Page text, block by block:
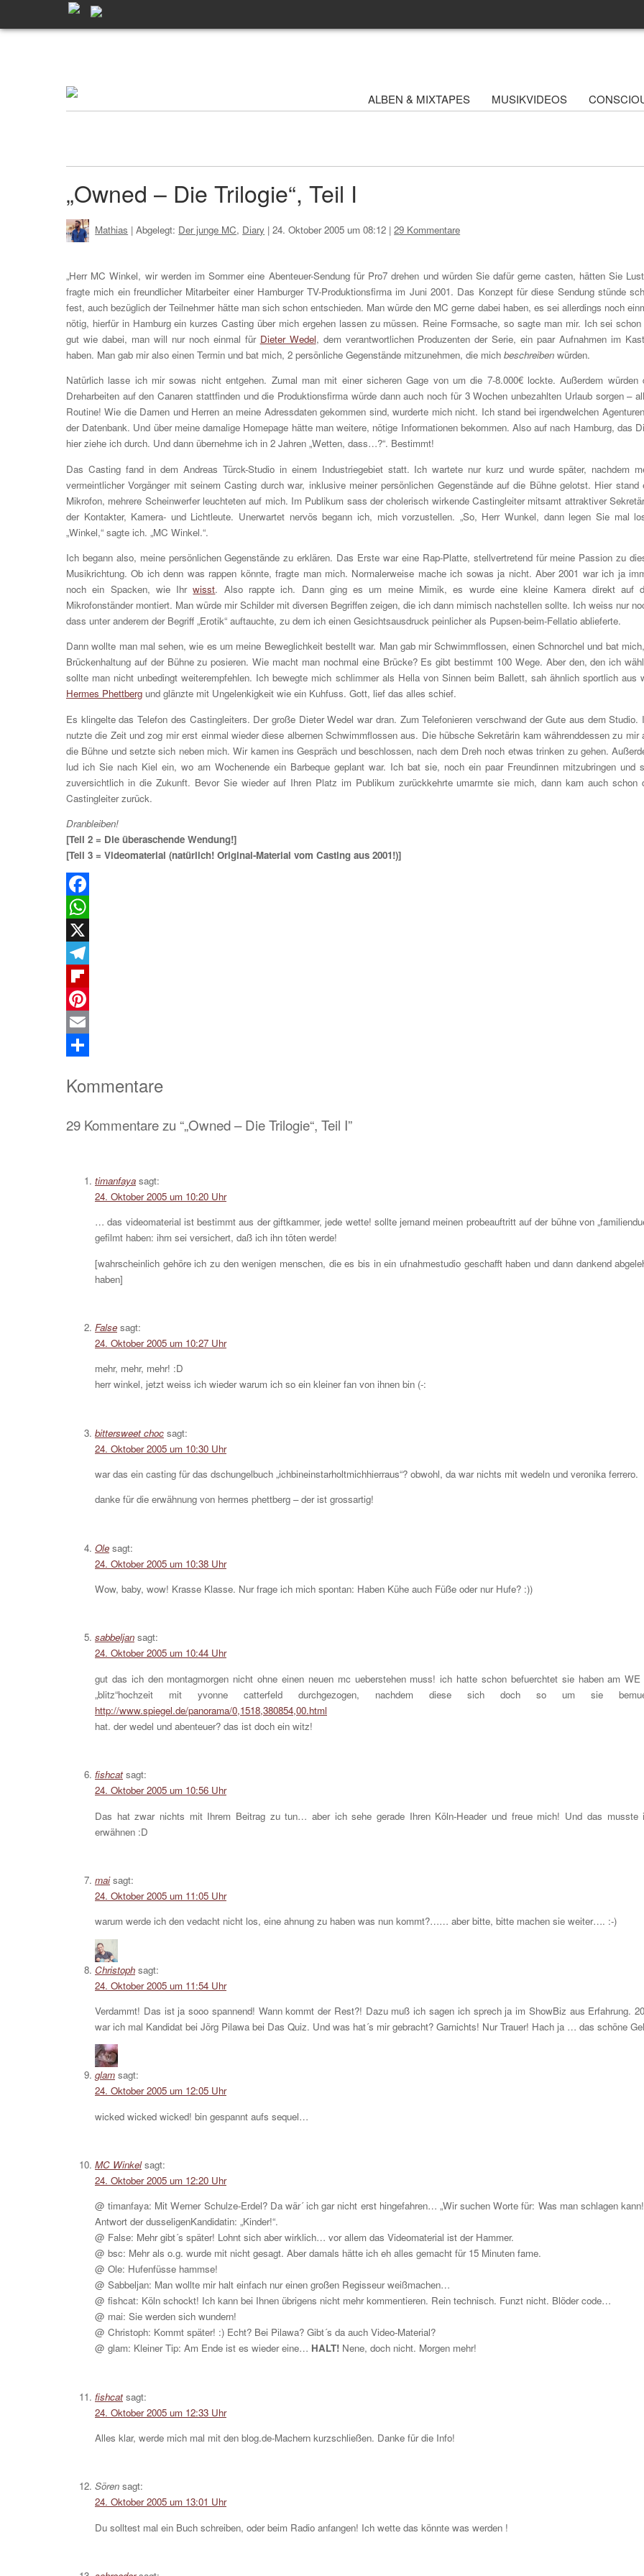
ALBEN & MIXTAPES MUSIKVIDEOS
„Owned – Die Trilogie“, Teil I
Mathias | Abgelegt: Der junge MC, Diary |24. Oktober 2005 um 08:12 |29 Kommentare
„Herr MC Winkel, wir werden im Sommer eine Abenteuer-Sendung für Pro7 drehen und würden Sie dafür gerne casten, hätten Sie
fragte mich ein freundlicher Mitarbeiter einer Hamburger TV-Produktionsfirma im Juni 2001. Das Konzept für diese Sendung stünde
fest, auch bezüglich der Teilnehmer hätte man sich schon entschieden. Man würde den MC gerne dabei haben, es sei allerdings noch
nötig, hierfür in Hamburg ein kurzes Casting über mich ergehen lassen zu müssen. Reine Formsache, so sagte man mir. Ich sei
gut wie dabei, man will nur noch einmal für Dieter Wedel, dem verantwortlichen Produzenten der Serie, ein paar Aufnahmen im
haben. Man gab mir also einen Termin und bat mich, 2 persönliche Gegenstände mitzunehmen, die mich beschreiben würden.
Natürlich lasse ich mir sowas nicht entgehen. Zumal man mit einer sicheren Gage von um die 7-8.000€ lockte. Außerdem würden
Dreharbeiten auf den Canaren stattfinden und die Produktionsfirma würde dann auch noch für 3 Wochen unbezahlten Urlaub sorgen –
Routine! Wie die Damen und Herren an meine Adressdaten gekommen sind, wurderte mich nicht. Ich stand bei irgendwelchen
der Datenbank. Und über meine damalige Homepage hätte man weitere, nötige Informationen bekommen. Also auf nach Hamburg, das
hier ziehe ich durch. Und dann übernehme ich in 2 Jahren „Wetten, dass…?“. Bestimmt!
Das Casting fand in dem Andreas Türck-Studio in einem Industriegebiet statt. Ich wartete nur kurz und wurde später, nachdem
vermeintlicher Vorgänger mit seinem Casting durch war, inklusive meiner persönlichen Gegenstände auf die Bühne gelotst. Hier stand
Mikrofon, mehrere Scheinwerfer leuchteten auf mich. Im Publikum sass der cholerisch wirkende Castingleiter mitsamt attraktiver
der Kontakter, Kamera- und Lichtleute. Unerwartet nervös begann ich, mich vorzustellen. „So, Herr Wunkel, dann legen Sie mal
„Winkel,“ sagte ich. „MC Winkel.“.
Ich begann also, meine persönlichen Gegenstände zu erklären. Das Erste war eine Rap-Platte, stellvertretend für meine Passion zu
Musikrichtung. Ob ich denn was rappen könnte, fragte man mich. Normalerweise mache ich sowas ja nicht. Aber 2001 war ich ja
noch ein Spacken, wie Ihrwisst. Also rappte ich. Dann ging es um meine Mimik, es wurde eine kleine Kamera direkt auf
Mikrofonständer montiert. Man würde mir Schilder mit diversen Begriffen zeigen, die ich dann mimisch nachstellen sollte. Ich weiss nur
dass unter anderem der Begriff „Erotik“ auftauchte, zu dem ich einen Gesichtsausdruck peinlicher als Pupsen-beim-Fellatio ablieferte.
Dann wollte man mal sehen, wie es um meine Beweglichkeit bestellt war. Man gab mir Schwimmflossen, einen Schnorchel und bat
Brückenhaltung auf der Bühne zu posieren. Wie macht man nochmal eine Brücke? Es gibt bestimmt 100 Wege. Aber den, den ich
sollte man nicht unbedingt weiterempfehlen. Ich bewegte mich schlimmer als Hella von Sinnen beim Ballett, sah ähnlich sportlich aus
Hermes Phettberg und glänzte mit Ungelenkigkeit wie ein Kuhfuss. Gott, lief das alles schief.
Es klingelte das Telefon des Castingleiters. Der große Dieter Wedel war dran. Zum Telefonieren verschwand der Gute aus dem Studio.
nutzte die Zeit und zog mir erst einmal wieder diese albernen Schwimmflossen aus. Die hübsche Sekretärin kam währenddessen zu mir
die Bühne und setzte sich neben mich. Wir kamen ins Gespräch und beschlossen, nach dem Dreh noch etwas trinken zu gehen.
lud ich Sie nach Kiel ein, wo am Wochenende ein Barbeque geplant war. Ich bat sie, noch ein paar Freundinnen mitzubringen und
zuversichtlich in die Zukunft. Bevor Sie wieder auf Ihren Platz im Publikum zurückkehrte umarmte sie mich, dann kam auch schon
Castingleiter zurück.
Dranbleiben!
[Teil 2 = Die überaschende Wendung!]
[Teil 3 = Videomaterial (natürlich! Original-Material vom Casting aus 2001!)]
Facebook
WhatsApp
X
Telegram
Flipboard
Pinterest
Email
Kommentare
29 Kommentare zu “„Owned – Die Trilogie“, Teil I”
timanfaya sagt:
24. Oktober 2005 um 10:20 Uhr
… das videomaterial ist bestimmt aus der giftkammer, jede wette! sollte jemand meinen probeauftritt auf der bühne von
gefilmt haben: ihm sei versichert, daß ich ihn töten werde!
[wahrscheinlich gehöre ich zu den wenigen menschen, die es bis in ein ufnahmestudio geschafft haben und dann dankend
haben]
False sagt:
24. Oktober 2005 um 10:27 Uhr
mehr, mehr, mehr! :D
herr winkel, jetzt weiss ich wieder warum ich so ein kleiner fan von ihnen bin (-:
bittersweet choc sagt:
24. Oktober 2005 um 10:30 Uhr
war das ein casting für das dschungelbuch „ichbineinstarholtmichhierraus“? obwohl, da war nichts mit wedeln und veronika ferrero.
danke für die erwähnung von hermes phettberg – der ist grossartig!
Ole sagt:
24. Oktober 2005 um 10:38 Uhr
Wow, baby, wow! Krasse Klasse. Nur frage ich mich spontan: Haben Kühe auch Füße oder nur Hufe? :))
sabbeljan sagt:
24. Oktober 2005 um 10:44 Uhr
gut das ich den montagmorgen nicht ohne einen neuen mc ueberstehen muss! ich hatte schon befuerchtet sie haben am WE
„blitz“hochzeit mit yvonne catterfeld durchgezogen, nachdem diese sich doch so um sie
http://www.spiegel.de/panorama/0,1518,380854,00.html
hat. der wedel und abenteuer? das ist doch ein witz!
fishcat sagt:
24. Oktober 2005 um 10:56 Uhr
Das hat zwar nichts mit Ihrem Beitrag zu tun… aber ich sehe gerade Ihren Köln-Header und freue mich! Und das musste
erwähnen :D
mai sagt:
24. Oktober 2005 um 11:05 Uhr
warum werde ich den vedacht nicht los, eine ahnung zu haben was nun kommt?…… aber bitte, bitte machen sie weiter…. :-)
Christoph sagt:
24. Oktober 2005 um 11:54 Uhr
Verdammt! Das ist ja sooo spannend! Wann kommt der Rest?! Dazu muß ich sagen ich sprech ja im ShowBiz aus Erfahrung.
war ich mal Kandidat bei Jörg Pilawa bei Das Quiz. Und was hat´s mir gebracht? Garnichts! Nur Trauer! Hach ja … das schöne
glam sagt:
24. Oktober 2005 um 12:05 Uhr
wicked wicked wicked! bin gespannt aufs sequel…
MC Winkel sagt:
24. Oktober 2005 um 12:20 Uhr
@ timanfaya: Mit Werner Schulze-Erdel? Da wär´ ich gar nicht erst hingefahren… „Wir suchen Worte für: Was man schlagen
Antwort der dusseligenKandidatin: „Kinder!“.
@ False: Mehr gibt´s später! Lohnt sich aber wirklich… vor allem das Videomaterial ist der Hammer.
@ bsc: Mehr als o.g. wurde mit nicht gesagt. Aber damals hätte ich eh alles gemacht für 15 Minuten fame.
@ Ole: Hufenfüsse hammse!
@ Sabbeljan: Man wollte mir halt einfach nur einen großen Regisseur weißmachen…
@ fishcat: Köln schockt! Ich kann bei Ihnen übrigens nicht mehr kommentieren. Rein technisch. Funzt nicht. Blöder code…
@ mai: Sie werden sich wundern!
@ Christoph: Kommt später! :) Echt? Bei Pilawa? Gibt´s da auch Video-Material?
@ glam: Kleiner Tip: Am Ende ist es wieder eine… HALT! Nene, doch nicht. Morgen mehr!
fishcat sagt:
24. Oktober 2005 um 12:33 Uhr
Alles klar, werde mich mal mit den blog.de-Machern kurzschließen. Danke für die Info!
Sören sagt:
24. Oktober 2005 um 13:01 Uhr
Du solltest mal ein Buch schreiben, oder beim Radio anfangen! Ich wette das könnte was werden !